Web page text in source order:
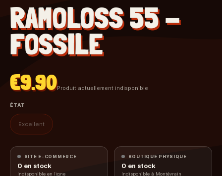
RAMOLOSS 55 -
FOSSILE
€9.90Produit actuellement indisponible
ÉTAT
Excellent
SITE E-COMMERCE
0 en stock
Indisponible en ligne
BOUTIQUE PHYSIQUE
0 en stock
Indisponible à Montévrain